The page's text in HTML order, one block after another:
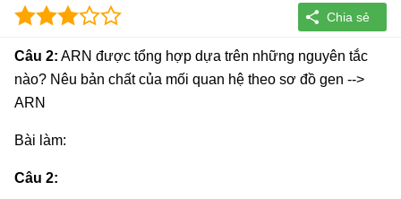
Câu 2: ARN được tổng hợp dựa trên những nguyên tắc
nào? Nêu bản chất của mối quan hệ theo sơ đồ gen -->
ARN
Bài làm:
Câu 2: